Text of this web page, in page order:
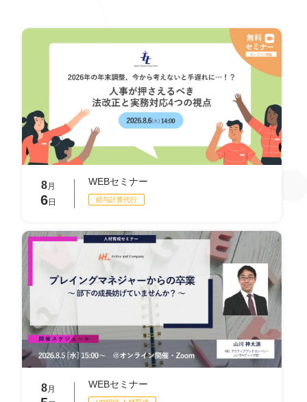
8月
6日
WEBセミナー
給与計算代⾏
8月 WEBセミナー